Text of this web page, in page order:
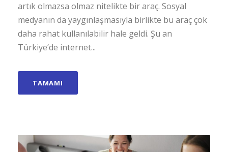
artık olmazsa olmaz nitelikte bir araç. Sosyal
medyanın da yaygınlaşmasıyla birlikte bu araç çok
daha rahat kullanılabilir hale geldi. Şu an
Türkiye’de internet...
TAMAMI